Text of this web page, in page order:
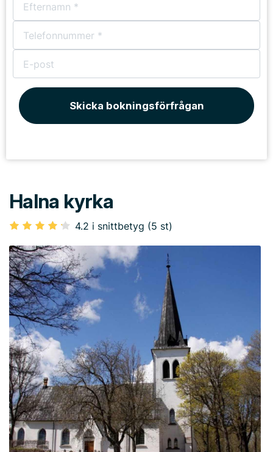
Skicka bokningsförfrågan
Halna kyrka
4.2 i snittbetyg (5 st)